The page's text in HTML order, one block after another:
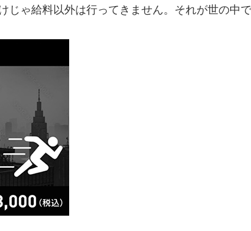
じゃ給料以外は行ってきません。それが世の中で